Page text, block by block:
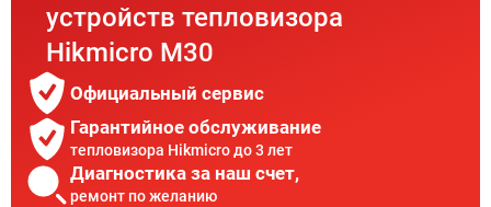
устройств тепловизора
Hikmicro M30
Официальный сервис
Гарантийное обслуживание
тепловизора Hikmicro до 3 лет
Диагностика за наш счет,
ремонт по желанию